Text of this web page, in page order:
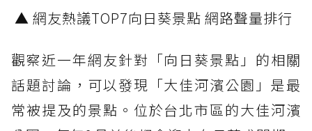
▲ 網友熱議TOP7向日葵景點 網路聲量排行
觀察近一年網友針對「向日葵景點」的相關
話題討論，可以發現「大佳河濱公園」是最
常被提及的景點。位於台北市區的大佳河濱